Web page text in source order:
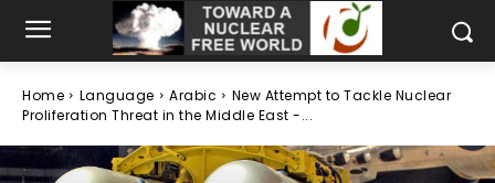
Home Language Arabic
New Attempt to Tackle Nuclear
Proliferation Threat in the Middle East -...